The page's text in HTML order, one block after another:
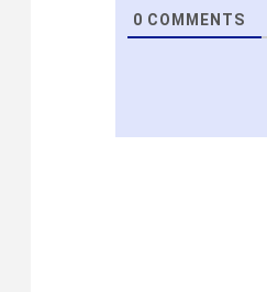
0 COMMENTS